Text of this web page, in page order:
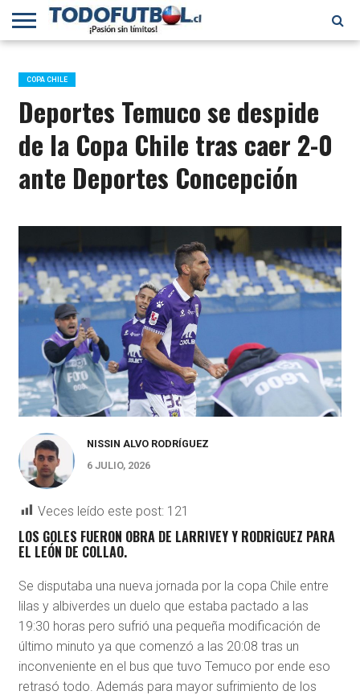
PRIMERA
B
SELECCIÓN
CHILENA
CHILENOS
EN EL
MUNDO
FÚTBOL
INTERNACIONAL
COPA CHILE
Deportes Temuco se despide
de la Copa Chile tras caer 2-0
ante Deportes Concepción
NISSIN ALVO RODRÍGUEZ
6 JULIO, 2026
Veces leído este post: 121
LOS GOLES FUERON OBRA DE LARRIVEY Y RODRÍGUEZ PARA
EL LEÓN DE COLLAO.
Se disputaba una nueva jornada por la copa Chile entre
lilas y albiverdes un duelo que estaba pactado a las
19:30 horas pero sufrió una pequeña modificación de
último minuto ya que comenzó a las 20:08 tras un
inconveniente en el bus que tuvo Temuco por ende eso
retrasó todo. Además para mayor sufrimiento de los